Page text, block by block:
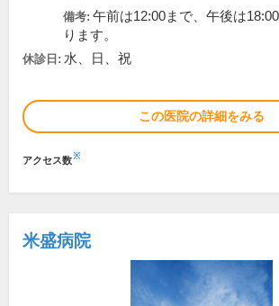
備考: 午前は12:00まで、午後は
ります。
休診日: 水、日、祝
この医院の詳細をみる
アクセス数※
米盛病院